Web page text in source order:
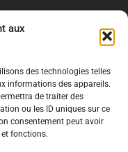
aux
des technologies telles
informations des appareils.
de traiter des
ou les ID uniques sur ce
consentement peut avoir
fonctions.